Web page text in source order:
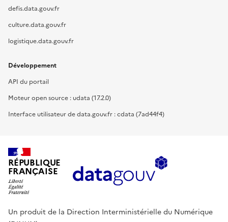
defis.data.gouv.fr
culture.data.gouv.fr
logistique.data.gouv.fr
Développement
API du portail
Moteur open source : udata (17.2.0)
Interface utilisateur de data.gouv.fr : cdata (7ad44f4)
RÉPUBLIQUE
FRANÇAISE
Un produit de la Direction Interministérielle du Numérique